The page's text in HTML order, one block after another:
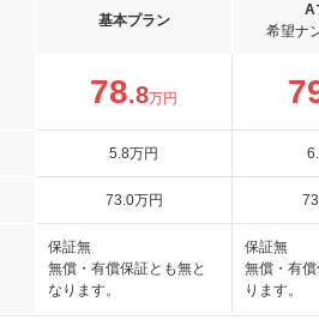
基本プラン
A
希望ナ
78.8万円
5.8万円 6
73.0万円 73
保証無
無償・有償保証とも無と
なります。
保証無
無償・有
ります。